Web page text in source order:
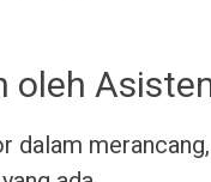
oleh
dalam